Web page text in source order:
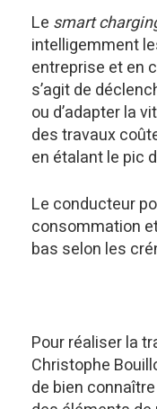
Le smart
intelligemment
entreprise et en
s’agit de
ou d’adapter la
des travaux
en étalant le pic
Le conducteur
consommation
bas selon les
Pour réaliser la
Christophe
de bien